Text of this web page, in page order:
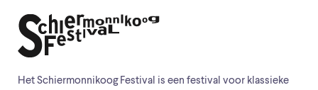
Het Schiermonnikoog Festival is een festival voor klassieke